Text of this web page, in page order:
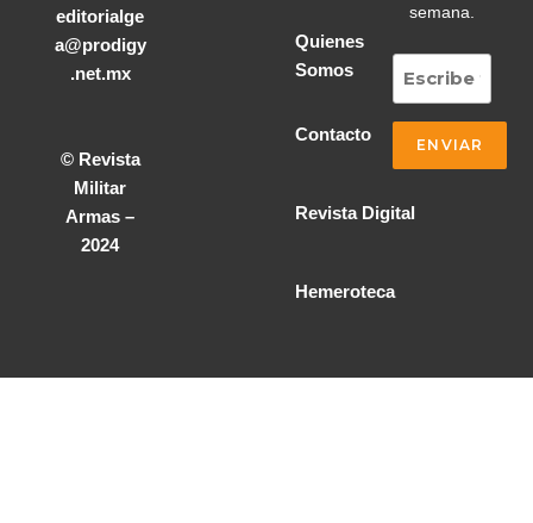
editorialge
a@prodigy
.net.mx
© Revista
Militar
Armas –
2024
Quienes
Somos
Contacto
Revista Digital
Hemeroteca
semana.